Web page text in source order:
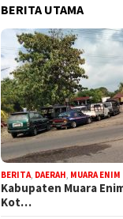
BERITA UTAMA
BERITA DAERAH MUARA ENIM
Kabupaten Muara
Kot…